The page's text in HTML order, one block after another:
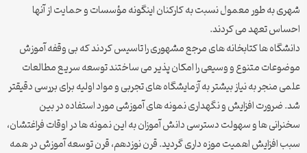
شهری به طور معمول نسبت به کارکنان اینگونه مؤسسات و حمایت از آنها
احساس تعهد می کردند.
دانشگاه ها کتابخانه های مرجع مشهوری را تاسیس کردند که بی وقفه آموزش
موضوعات متنوع و وسیعی را امکان پذیر می ساختند توسعه سریع مطالعات
علمی منجر به نیاز بیشتر به آزمایشگاه های تجربی و مواد اولیه برای بررسی دقیقتر
شد. ضرورت افزایش و نگهداری نمونه های آموزشی مورد استفاده در بین
سخنرانی ها و سهولت دسترسی دانش آموزان به این نمونه ها در اوقات فراغتشان،
سبب افزایش اهمیت موزه داری گردید. قرن نوزدهم، قرن توسعه آموزش در همه